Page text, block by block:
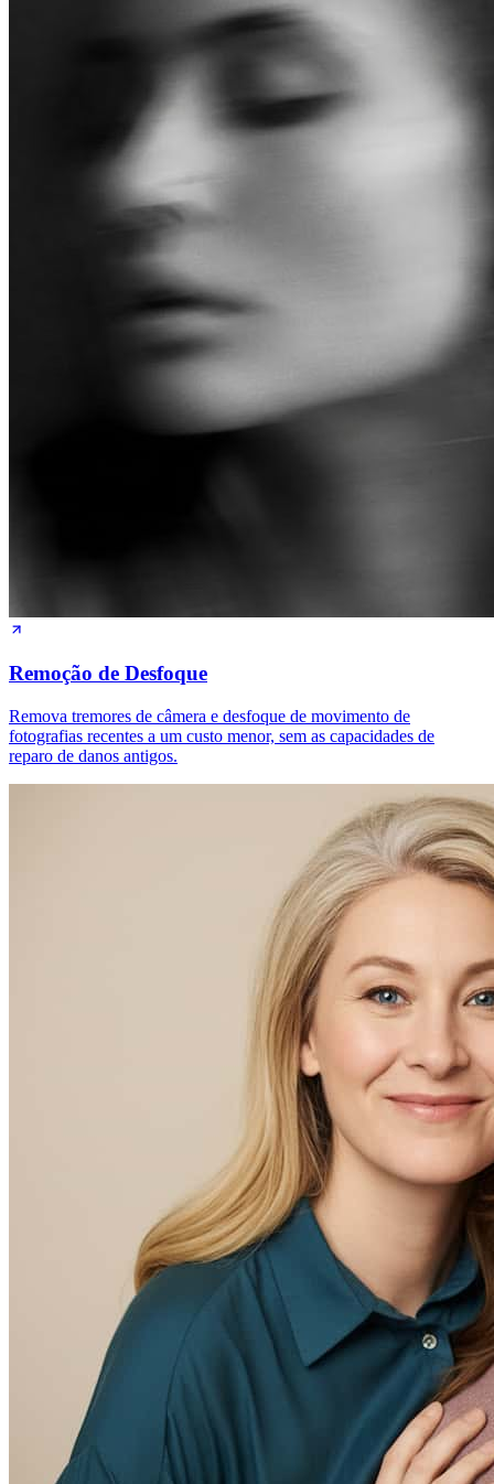
Remoção de Desfoque
Remova tremores de câmera e desfoque de movimento de
fotografias recentes a um custo menor, sem as capacidades de
reparo de danos antigos.